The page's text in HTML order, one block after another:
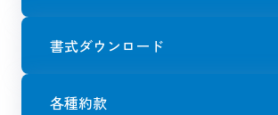
書式ダウンロード
各種約款